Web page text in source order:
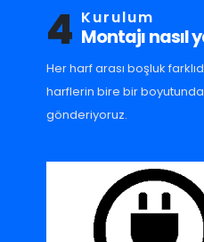
4 Kurulum
Montajı nasıl
Her harf arası boşluk
harflerin bire bir
gönderiyoruz.